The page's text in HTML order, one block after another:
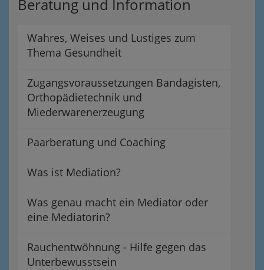
Beratung und Information
Wahres, Weises und Lustiges zum
Thema Gesundheit
Zugangsvoraussetzungen Bandagisten,
Orthopädietechnik und
Miederwarenerzeugung
Paarberatung und Coaching
Was ist Mediation?
Was genau macht ein Mediator oder
eine Mediatorin?
Rauchentwöhnung - Hilfe gegen das
Unterbewusstsein